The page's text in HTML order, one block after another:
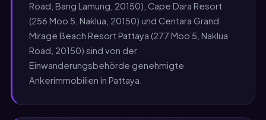
Road, Bang Lamung, 20150), Cape Dara Resort
(256 Moo 5, Naklua, 20150) und Centara Grand
Mirage Beach Resort Pattaya (277 Moo 5, Naklua
Road, 20150) sind von der
Einwanderungsbehörde genehmigte
Ankerimmobilien in Pattaya.